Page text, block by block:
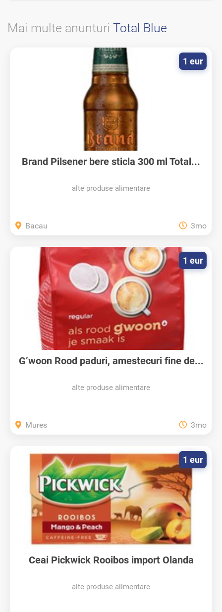
Mai multe anunturi Total Blue
Brand Pilsener bere sticla 300 ml Total...
alte produse alimentare
1 eur
Bacau 3mo
G’woon Rood paduri, amestecuri fine de...
alte produse alimentare
1 eur
Mures 3mo
Ceai Pickwick Rooibos import Olanda
alte produse alimentare
1 eur